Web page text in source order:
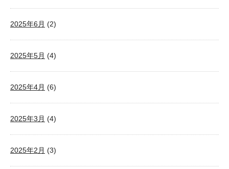
2025年6月 (2)
2025年5月 (4)
2025年4月 (6)
2025年3月 (4)
2025年2月 (3)